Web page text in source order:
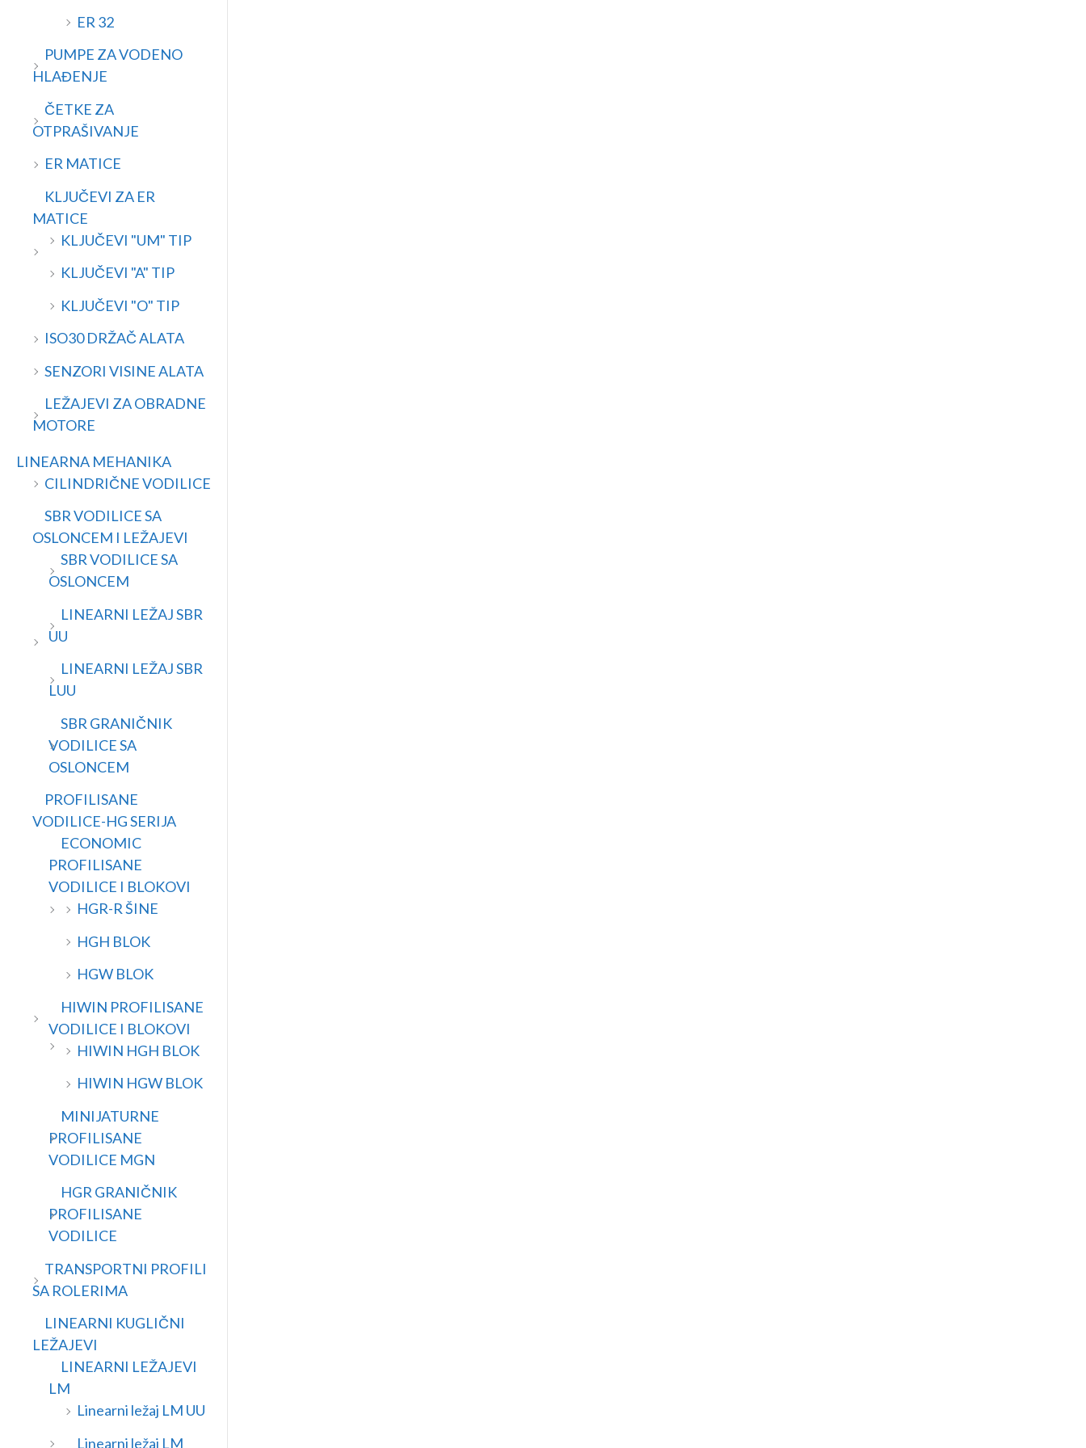
ER 32
PUMPE ZA VODENO
HLAĐENJE
ČETKE ZA
OTPRAŠIVANJE
ER MATICE
KLJUČEVI ZA ER
MATICE
KLJUČEVI "UM" TIP
KLJUČEVI "A" TIP
KLJUČEVI "O" TIP
ISO30 DRŽAČ ALATA
SENZORI VISINE ALATA
LEŽAJEVI ZA OBRADNE
MOTORE
LINEARNA MEHANIKA
CILINDRIČNE VODILICE
SBR VODILICE SA
OSLONCEM I LEŽAJEVI
SBR VODILICE SA
OSLONCEM
LINEARNI LEŽAJ SBR
UU
LINEARNI LEŽAJ SBR
LUU
SBR GRANIČNIK
VODILICE SA
OSLONCEM
PROFILISANE
VODILICE-HG SERIJA
ECONOMIC
PROFILISANE
VODILICE I BLOKOVI
HGR-R ŠINE
HGH BLOK
HGW BLOK
HIWIN PROFILISANE
VODILICE I BLOKOVI
HIWIN HGH BLOK
HIWIN HGW BLOK
MINIJATURNE
PROFILISANE
VODILICE MGN
HGR GRANIČNIK
PROFILISANE
VODILICE
TRANSPORTNI PROFILI
SA ROLERIMA
LINEARNI KUGLIČNI
LEŽAJEVI
LINEARNI LEŽAJEVI
LM
Linearni ležaj LM UU
Linearni ležaj LM